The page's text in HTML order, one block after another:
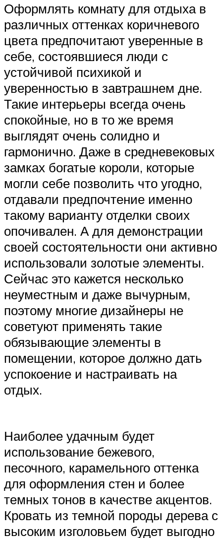
Оформлять комнату для отдыха в
различных оттенках коричневого
цвета предпочитают уверенные в
себе, состоявшиеся люди с
устойчивой психикой и
уверенностью в завтрашнем дне.
Такие интерьеры всегда очень
спокойные, но в то же время
выглядят очень солидно и
гармонично. Даже в средневековых
замках богатые короли, которые
могли себе позволить что угодно,
отдавали предпочтение именно
такому варианту отделки своих
опочивален. А для демонстрации
своей состоятельности они активно
использовали золотые элементы.
Сейчас это кажется несколько
неуместным и даже вычурным,
поэтому многие дизайнеры не
советуют применять такие
обязывающие элементы в
помещении, которое должно дать
успокоение и настраивать на
отдых.
Наиболее удачным будет
использование бежевого,
песочного, карамельного оттенка
для оформления стен и более
темных тонов в качестве акцентов.
Кровать из темной породы дерева с
высоким изголовьем будет выгодно